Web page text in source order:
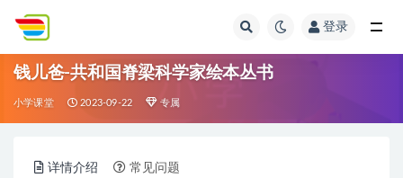
登录
钱儿爸-共和国脊梁科学家绘本丛书
小学课堂 2023-09-22 专属
详情介绍 常见问题